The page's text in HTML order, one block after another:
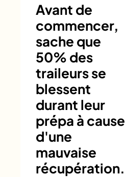
Avant de
commencer,
sache que
50% des
traileurs se
blessent
durant leur
prépa à cause
d'une
mauvaise
récupération.